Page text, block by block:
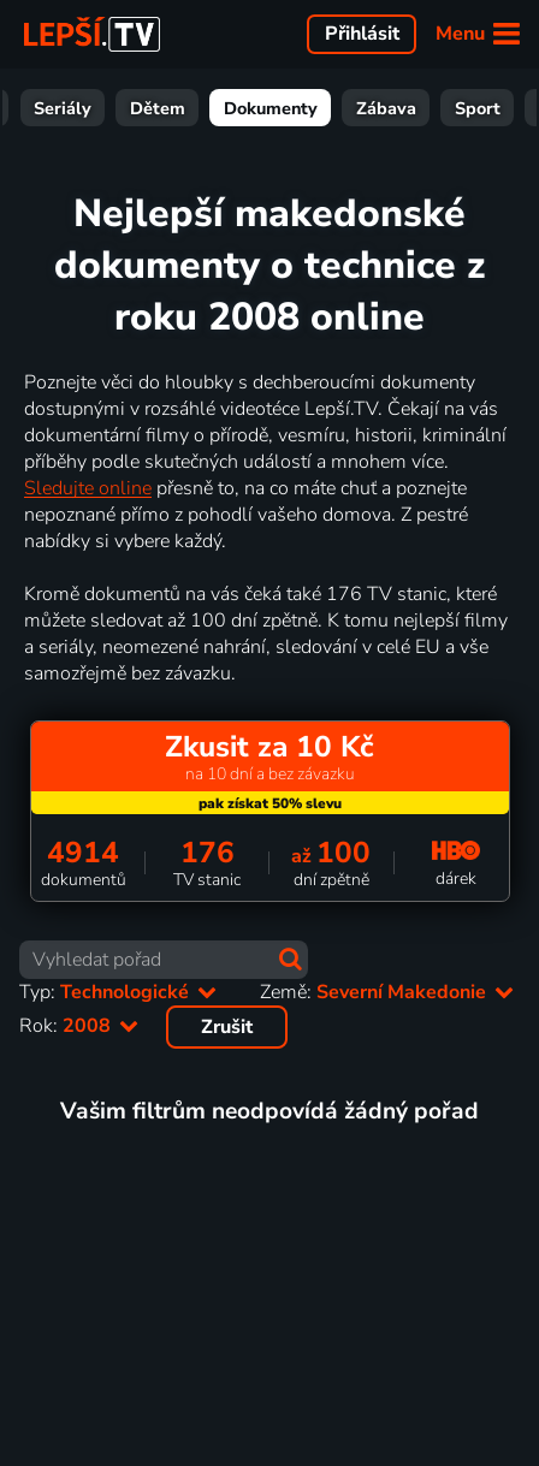
Menu
Přihlásit
Seriály Dětem Dokumenty Zábava Sport
Nejlepší makedonské
dokumenty o technice z
roku 2008 online
Poznejte věci do hloubky s dechberoucími dokumenty
dostupnými v rozsáhlé videotéce Lepší.TV. Čekají na vás
dokumentární filmy o přírodě, vesmíru, historii, kriminální
příběhy podle skutečných událostí a mnohem více.
Sledujte online přesně to, na co máte chuť a poznejte
nepoznané přímo z pohodlí vašeho domova. Z pestré
nabídky si vybere každý.
Kromě dokumentů na vás čeká také 176 TV stanic, které
můžete sledovat až 100 dní zpětně. K tomu nejlepší filmy
a seriály, neomezené nahrání, sledování v celé EU a vše
samozřejmě bez závazku.
Zkusit za 10 Kč
na 10 dní a bez závazku
4914
dokumentů
176
TV stanic
až 100
dní zpětně dárek
Typ: Technologické Země:Severní Makedonie
Rok: 2008 Zrušit
Vašim filtrům neodpovídá žádný pořad